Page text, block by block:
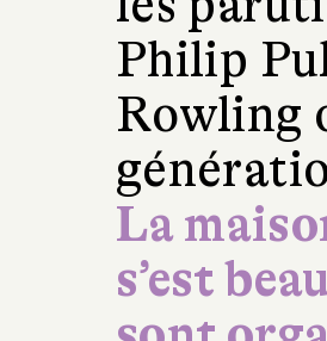
Philip
Rowling
La
s’est